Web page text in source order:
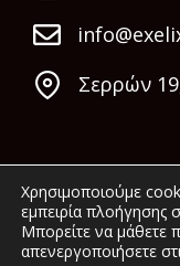
Σερρών
© 2022
Χρησιμοποιούμε
εμπειρία πλοήγησης
Μπορείτε να μάθετε
απενεργοποιήσετε